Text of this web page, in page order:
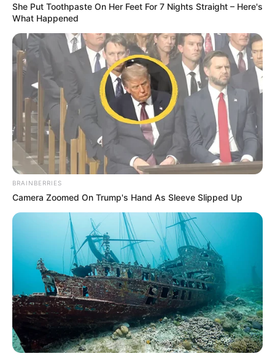
Why this ordinary drink is the secret to feeling
your best every day
CTA love
Mystery Solved: Here's Why These 9 Actors Left
Their TV Shows
Brainberries